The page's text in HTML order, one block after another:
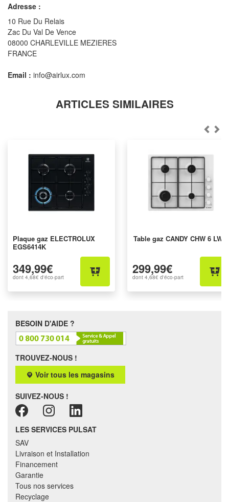
Adresse :
10 Rue Du Relais
Zac Du Val De Vence
08000 CHARLEVILLE MEZIERES
FRANCE
Email : info@airlux.com
ARTICLES SIMILAIRES
Plaque gaz ELECTROLUX
EGS6414K
349,99€
dont 4,68€ d'éco-part
Table gaz CANDY CHW 6 LWW
299,99€
dont 4,68€ d'éco-part
BESOIN D'AIDE ?
TROUVEZ-NOUS !
Voir tous les magasins
SUIVEZ-NOUS !
LES SERVICES PULSAT
SAV
Livraison et Installation
Financement
Garantie
Tous nos services
Recyclage